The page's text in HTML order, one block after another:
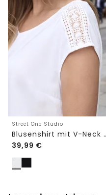
Street One Studio
Blusenshirt
39,99 €